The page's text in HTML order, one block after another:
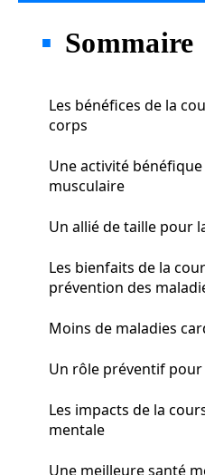
Sommaire
Les bénéfices de la
corps
Une activité
musculaire
Un allié de taille pour
Les bienfaits de la
prévention des
Moins de maladies
Un rôle préventif
Les impacts de la
mentale
Une meilleure santé